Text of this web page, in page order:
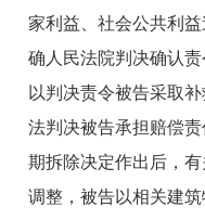
家利益、社会公共利
确人民法院判决确认
以判决责令被告采取
法判决被告承担赔偿
期拆除决定作出后，
调整，被告以相关建